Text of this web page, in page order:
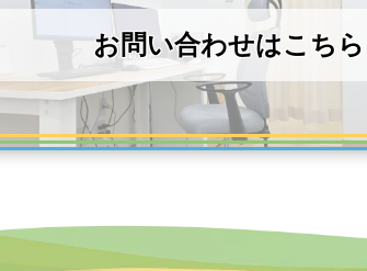
お問い合わせはこちら